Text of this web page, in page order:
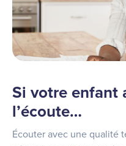
Si votre enfant
l’écoute…
Écouter avec une qualité